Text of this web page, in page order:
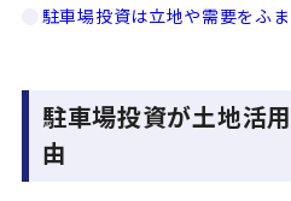
駐車場投資は立地や需要をふ
駐車場投資が土地活
由